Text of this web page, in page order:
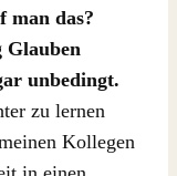
man das?
Glauben
unbedingt.
zu lernen
Kollegen